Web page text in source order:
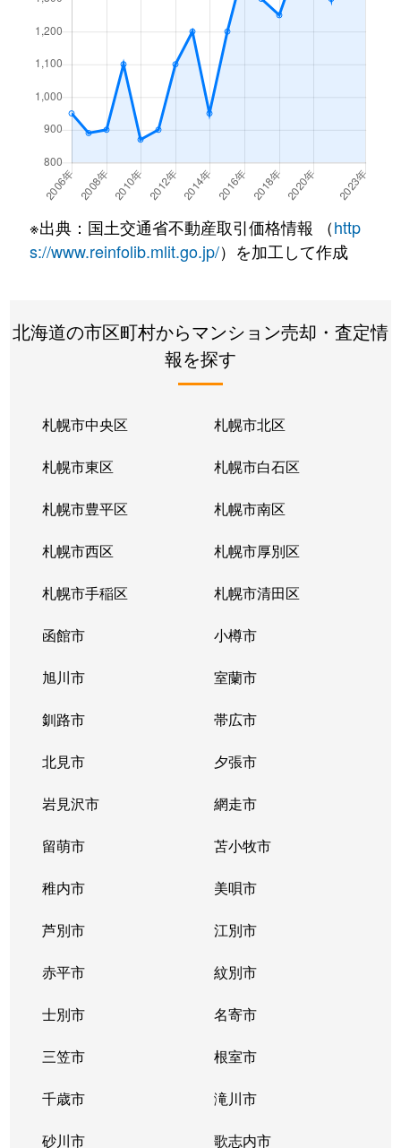
月寒東１条
3,400万円 福住
月寒東１条
3,500万円
月寒東１条
800万円
月寒東１条
1,900万円 福住
徒歩
月寒東１条
1,100万円 福住
月寒東２条
640万円 月寒中央
月寒東２条
2,500万円 福住
徒歩
2,800万円
月寒東２条
福住
月寒東２条
福住
月寒東３条
月寒中央
月寒東４条
月寒中央
月寒東４条
南郷7丁目
月寒東５条
南郷7丁目
豊平２条
東札幌
豊平２条
東札幌
豊平３条
学園前(札幌)
豊平４条
豊平公園
豊平４条
豊平公園
豊平４条
豊平公園
豊平６条
学園前(札幌)
豊平８条
学園前(札幌)
豊平８条
豊平公園
豊平９条
豊平公園
中の島１条
中の島
※出典：国土交通省不動産取引価格情報 （http
s://www.reinfolib.mlit.go.jp/）を加工して作成
北海道の市区町村からマンション売却・査定情
報を探す
札幌市中央区 札幌市北区
札幌市東区 札幌市白石区
札幌市豊平区 札幌市南区
札幌市西区 札幌市厚別区
札幌市手稲区 札幌市清田区
函館市 小樽市
旭川市 室蘭市
釧路市 帯広市
北見市 夕張市
岩見沢市 網走市
留萌市 苫小牧市
稚内市 美唄市
芦別市 江別市
赤平市 紋別市
士別市 名寄市
三笠市 根室市
千歳市 滝川市
砂川市 歌志内市